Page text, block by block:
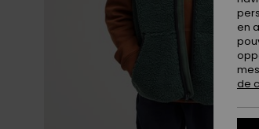
en
de